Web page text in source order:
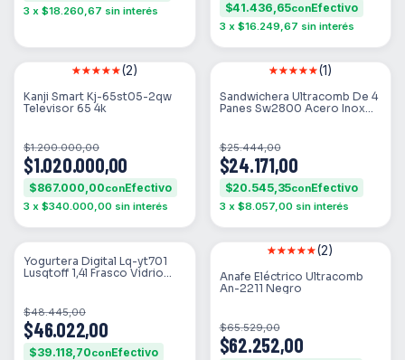
3 x $18.260,67 sin interés $41.436,65con
3 x $16.249,67 sin interés
SIN STOCK (2)
Kanji Smart Kj-65st05-2qw
Televisor 65 4k
$1.020.000,00
$1.200.000,00
$867.000,00con
3 x $340.000,00 sin interés
SIN STOCK (1)
Sandwichera Ultracomb De 4
Panes Sw2800 Acero Inox
$24.171,00
$25.444,00
$20.545,35con
3 x $8.057,00 sin interés
SIN STOCK
Yogurtera Digital Lq-yt701
Lusqtoff 1,4l Frasco Vidrio
$46.022,00
$48.445,00
$39.118,70con
SIN STOCK (2)
Anafe Eléctrico Ultracomb
An-2211 Negro
$62.252,00
$65.529,00